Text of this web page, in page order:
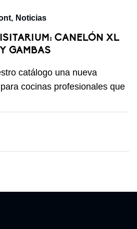
Noticias
CANELÓN XL
GAMBAS
catálogo una nueva
cocinas profesionales que